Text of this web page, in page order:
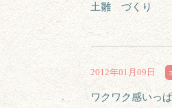
土雛 づくり
2012年01月09日
ワクワク感いっ